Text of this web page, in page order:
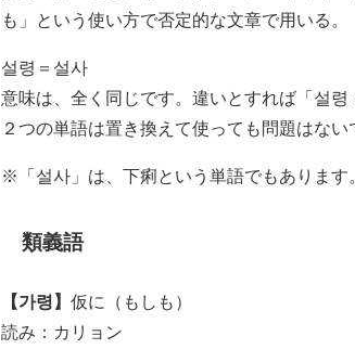
も」という使い方で否定的な文章で用いる。
설령＝설사
意味は、全く同じです。違いとすれば「설령
２つの単語は置き換えて使っても問題はない
※「설사」は、下痢という単語でもあります
類義語
【가령】 仮に（もしも）
読み：カリョン